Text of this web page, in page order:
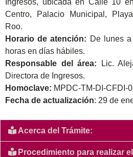
Ingresos, ubicada en Calle 10
Centro, Palacio Municipal,
Roo.
Horario de atención: De lunes
horas en días hábiles.
Responsable del área: Lic.
Directora de Ingresos.
Homoclave: MPDC-TM-DI-CFDI-
Fecha de actualización: 29 de
Acerca del Trámite:
Procedimiento para realizar